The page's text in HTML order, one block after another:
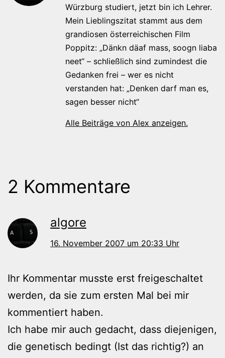
Würzburg studiert, jetzt bin ich Lehrer.
Mein Lieblingszitat stammt aus dem
grandiosen österreichischen Film
Poppitz: „Dänkn däaf mass, soogn liaba
neet“ – schließlich sind zumindest die
Gedanken frei – wer es nicht
verstanden hat: „Denken darf man es,
sagen besser nicht“
Alle Beiträge von Alex anzeigen.
2 Kommentare
algore
16. November 2007 um 20:33 Uhr
Ihr Kommentar musste erst freigeschaltet
werden, da sie zum ersten Mal bei mir
kommentiert haben.
Ich habe mir auch gedacht, dass diejenigen,
die genetisch bedingt (Ist das richtig?) an